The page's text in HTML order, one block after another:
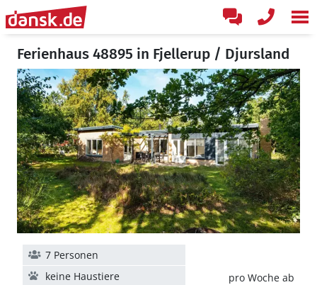
Ferienhaus 48895 in Fjellerup / Djursland
pro Woche ab
7 Personen
keine Haustiere